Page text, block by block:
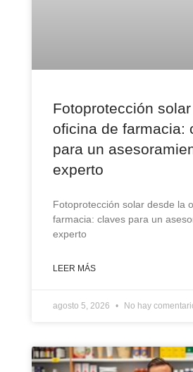
Fotoprotección
oficina de farmacia:
para un
experto
Fotoprotección solar desde la
farmacia: claves para un
experto
LEER MÁS
agosto 5, 2026 No hay